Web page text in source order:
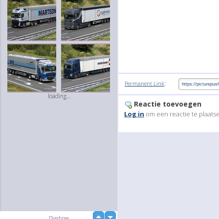
loading...
Permanent Link:
Reactie toevoegen
Log in om een reactie te